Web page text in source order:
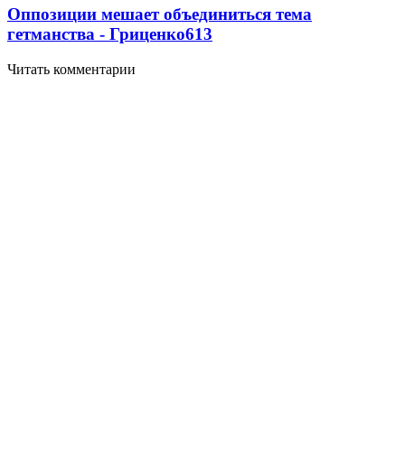
Оппозиции мешает объединиться тема
гетманства - Гриценко613
Читать комментарии